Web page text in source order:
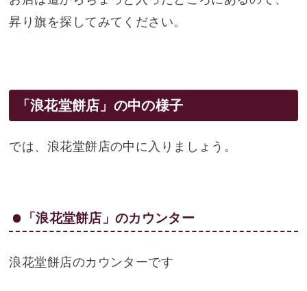
昇り旗を探してみてください。
「浪花堂餅店」の中の様子
では、浪花堂餅店の中に入りましょう。
「浪花堂餅店」のカウンター
浪花堂餅店のカウンターです